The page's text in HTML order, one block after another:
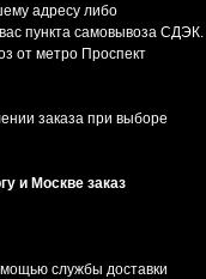
адресу либо
пункта самовывоза СДЭК.
от метро Проспект
заказа при выборе
и Москве заказ
службы доставки